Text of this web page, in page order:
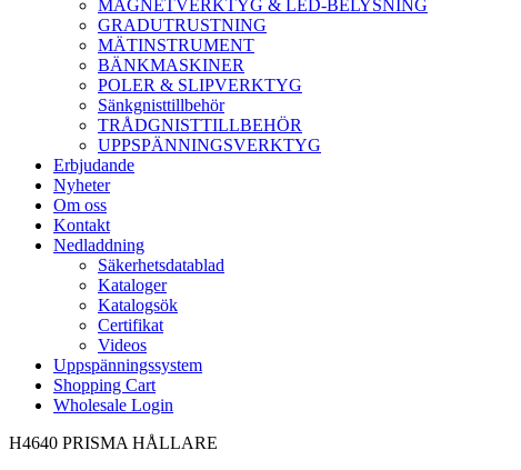
MAGNETVERKTYG & LED-BELYSNING
GRADUTRUSTNING
MÄTINSTRUMENT
BÄNKMASKINER
POLER & SLIPVERKTYG
Sänkgnisttillbehör
TRÅDGNISTTILLBEHÖR
UPPSPÄNNINGSVERKTYG
Erbjudande
Nyheter
Om oss
Kontakt
Nedladdning
Säkerhetsdatablad
Kataloger
Katalogsök
Certifikat
Videos
Uppspänningssystem
Shopping Cart
Wholesale Login
H4640 PRISMA HÅLLARE